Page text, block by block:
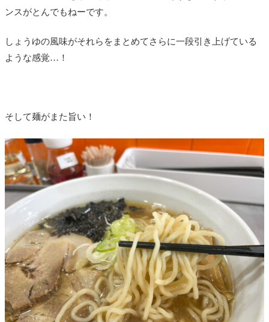
ンスがとんでもねーです。
しょうゆの風味がそれらをまとめてさらに一段引き上げている
ような感覚…！
そして麺がまた旨い！